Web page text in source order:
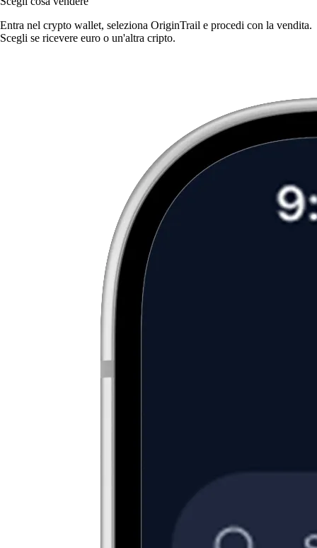
Entra nel crypto wallet, seleziona OriginTrail e procedi con la vendita.
Scegli se ricevere euro o un'altra cripto.